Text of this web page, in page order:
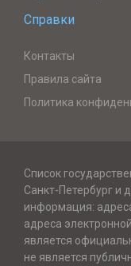
Справки
Контакты
Правила сайта
Политика
Список
Санкт-Петербург и
информация:
адреса
является
не является